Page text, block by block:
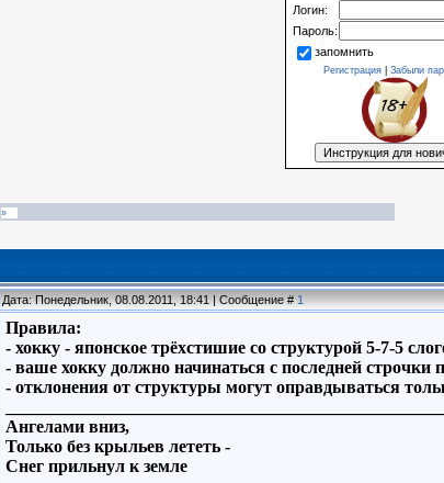
Логин:
Пароль:
запомнить
Регистрация Забыли
»
Дата: Понедельник, 08.08.2011, 18:41 | Сообщение #1
Правила:
- хокку - японское трёхстишие со структурой 5-7-5
- ваше хокку должно начинаться с последней строчки
- отклонения от структуры могут оправдываться
Ангелами вниз,
Только без крыльев лететь -
Снег прильнул к земле